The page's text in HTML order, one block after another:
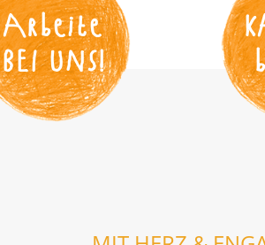
Arbeite
BEI UNS!